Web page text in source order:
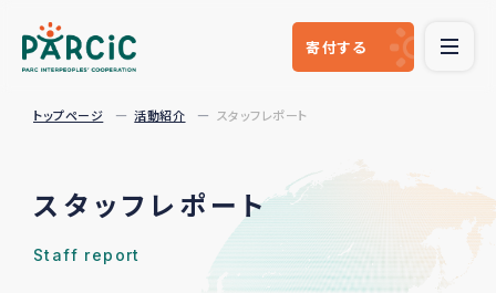
寄付する
トップページ 活動紹介 スタッフレポート
スタッフレポート
Staff report